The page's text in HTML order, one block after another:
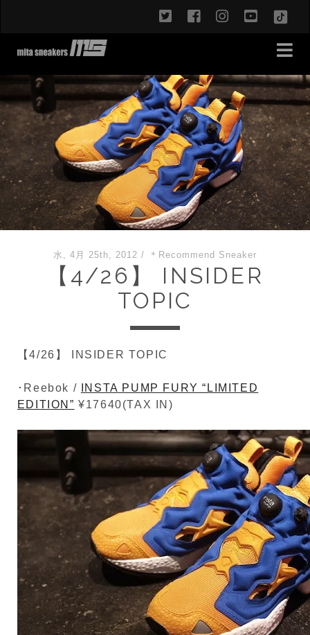
twitterfacebookinstagram
水, 4月 25th, 2012 / ＊Recommend Sneaker
【4/26】 INSIDER
TOPIC
【4/26】 INSIDER TOPIC
･Reebok /
INSTA PUMP FURY “LIMITED
EDITION” ¥17640(TAX IN)